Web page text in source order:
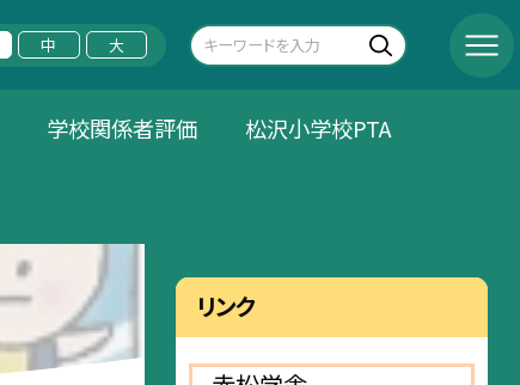
中 大
学校関係者評価 松沢小学校PTA
リンク